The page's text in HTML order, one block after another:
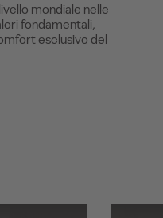
mondiale nelle
fondamentali,
esclusivo del